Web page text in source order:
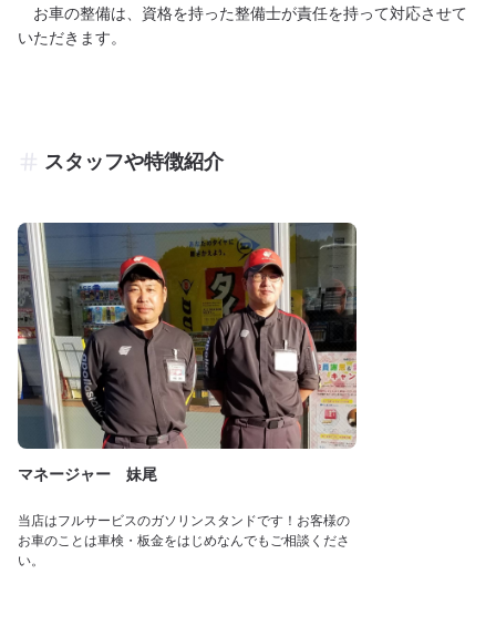
お車の整備は、資格を持った整備士が責任を持って対応させて
いただきます。
スタッフや特徴紹介
マネージャー 妹尾
当店はフルサービスのガソリンスタンドです！お客様の
お車のことは車検・板金をはじめなんでもご相談くださ
い。